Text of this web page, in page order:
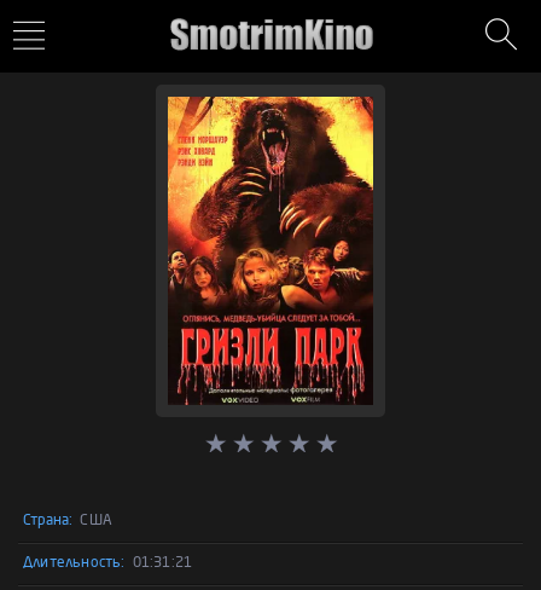
Страна: США
Длительность: 01:31:21